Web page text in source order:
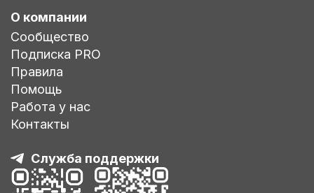
О компании
Сообщество
Подписка PRO
Правила
Помощь
Работа у нас
Контакты
Служба поддержки